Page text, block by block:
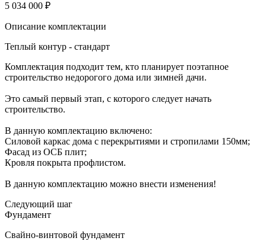
5 034 000 ₽
Описание комплектации
Теплый контур - стандарт
Комплектация подходит тем, кто планирует поэтапное
строительство недорогого дома или зимней дачи.
Это самый первый этап, с которого следует начать
строительство.
В данную комплектацию включено:
Силовой каркас дома с перекрытиями и стропилами 150мм;
Фасад из ОСБ плит;
Кровля покрыта профлистом.
В данную комплектацию можно внести изменения!
Следующий шаг
Фундамент
Свайно-винтовой фундамент